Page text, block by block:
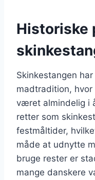
Historiske
Skinkestangen
madtradition,
været almindelig i
retter som
festmåltider,
måde at udnytte
bruge rester er
mange danskere